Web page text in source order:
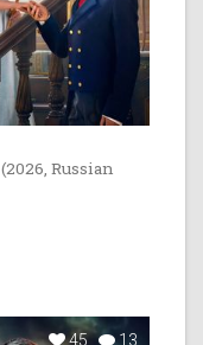
(2026, Russian
45 13